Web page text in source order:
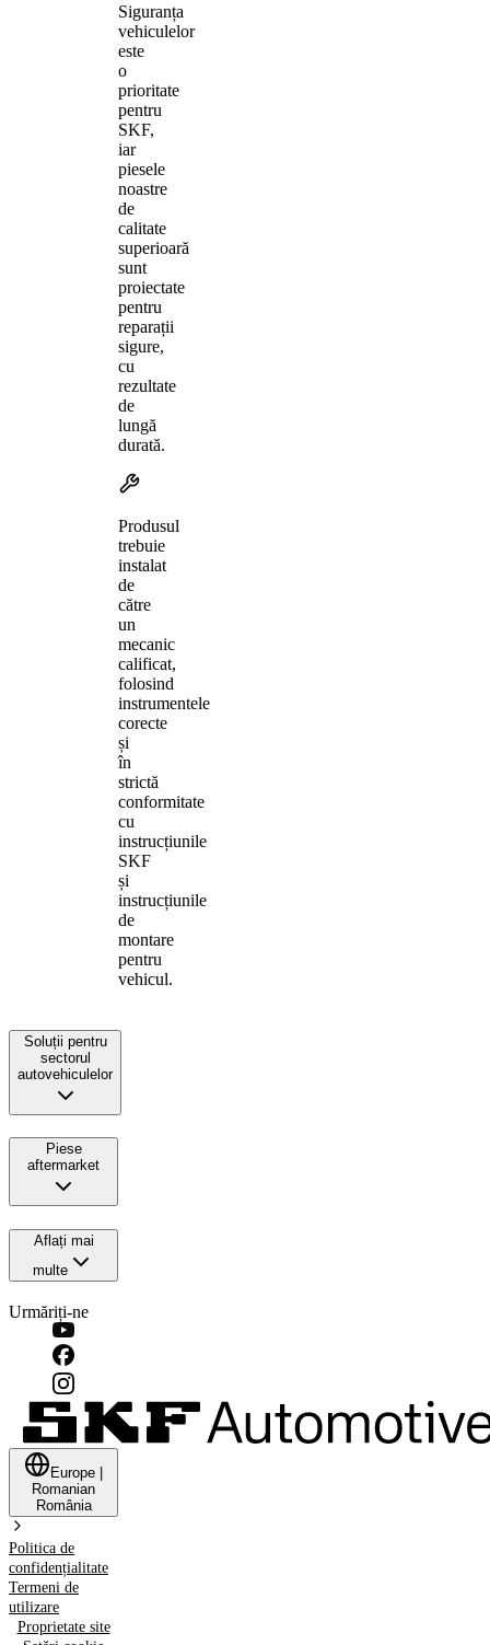
Siguranța
vehiculelor
este
o
prioritate
pentru
SKF,
iar
piesele
noastre
de
calitate
superioară
sunt
proiectate
pentru
reparații
sigure,
cu
rezultate
de
lungă
durată.
Produsul
trebuie
instalat
de
către
un
mecanic
calificat,
folosind
instrumentele
corecte
și
în
strictă
conformitate
cu
instrucțiunile
SKF
și
instrucțiunile
de
montare
pentru
vehicul.
Soluții pentru
sectorul
autovehiculelor
Piese
aftermarket
Aflați mai
multe
Urmăriți-ne
Europe
Romanian
România
Politica de
confidențialitate
Termeni de
utilizare
Proprietate site